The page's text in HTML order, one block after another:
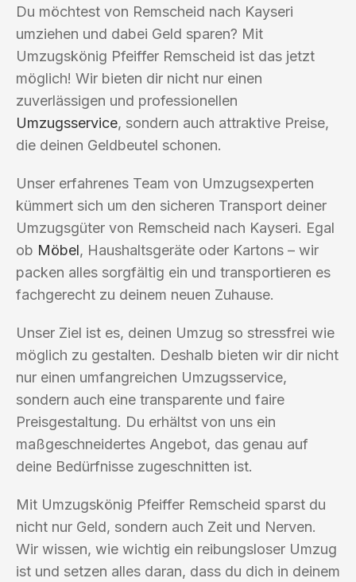
Du möchtest von Remscheid nach Kayseri
umziehen und dabei Geld sparen? Mit
Umzugskönig Pfeiffer Remscheid ist das jetzt
möglich! Wir bieten dir nicht nur einen
zuverlässigen und professionellen
Umzugsservice, sondern auch attraktive Preise,
die deinen Geldbeutel schonen.
Unser erfahrenes Team von Umzugsexperten
kümmert sich um den sicheren Transport deiner
Umzugsgüter von Remscheid nach Kayseri. Egal
ob Möbel, Haushaltsgeräte oder Kartons – wir
packen alles sorgfältig ein und transportieren es
fachgerecht zu deinem neuen Zuhause.
Unser Ziel ist es, deinen Umzug so stressfrei wie
möglich zu gestalten. Deshalb bieten wir dir nicht
nur einen umfangreichen Umzugsservice,
sondern auch eine transparente und faire
Preisgestaltung. Du erhältst von uns ein
maßgeschneidertes Angebot, das genau auf
deine Bedürfnisse zugeschnitten ist.
Mit Umzugskönig Pfeiffer Remscheid sparst du
nicht nur Geld, sondern auch Zeit und Nerven.
Wir wissen, wie wichtig ein reibungsloser Umzug
ist und setzen alles daran, dass du dich in deinem